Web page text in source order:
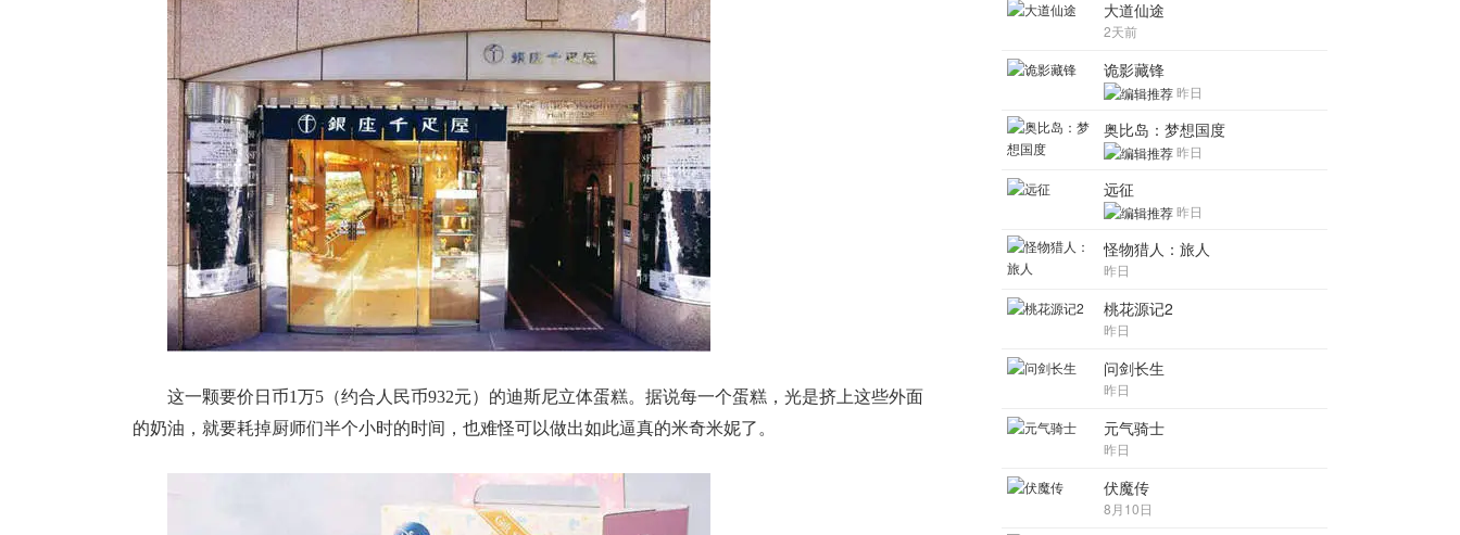
这一颗要价日币1万5（约合人民币932元）的迪斯尼立体蛋糕。据说每一个蛋糕，光是挤上这些外面
的奶油，就要耗掉厨师们半个小时的时间，也难怪可以做出如此逼真的米奇米妮了。
大道仙途
2天前
诡影藏锋
昨日
奥比岛：梦想国度
昨日
远征
昨日
怪物猎人：旅人
昨日
桃花源记2
昨日
问剑长生
昨日
元气骑士
昨日
伏魔传
8月10日